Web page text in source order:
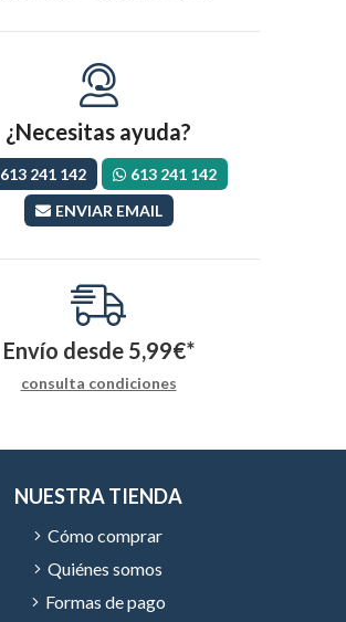
¿Necesitas ayuda?
613 241 142
613 241 142
ENVIAR EMAIL
Envío desde 5,99€*
consulta condiciones
NUESTRA TIENDA
Cómo comprar
Quiénes somos
Formas de pago